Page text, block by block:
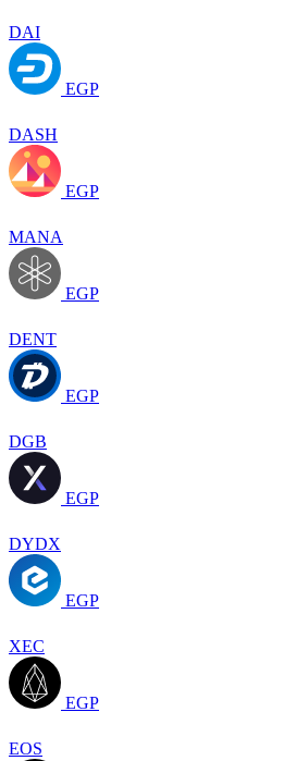
DAI
EGP
DASH
EGP
MANA
EGP
DENT
EGP
DGB
EGP
DYDX
EGP
XEC
EGP
EOS